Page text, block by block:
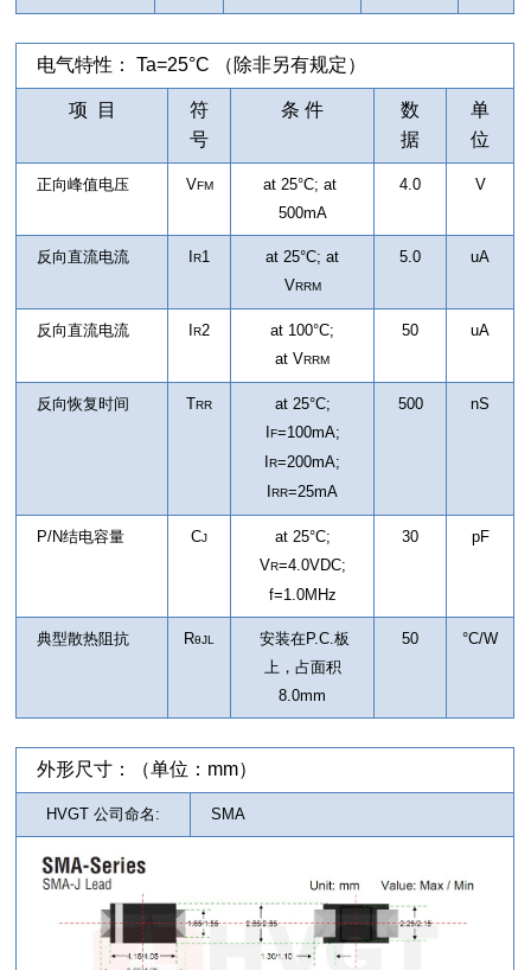
电气特性： Ta=25°C （除非另有规定）
项 目
符
号
条 件
数
据
单
位
正向峰值电压 VFM
at 25°C; at
500mA
4.0 V
反向直流电流 IR1
at 25°C; at
VRRM
5.0 uA
反向直流电流 IR2
at 100°C;
atVRRM
50 uA
反向恢复时间 TRR
at 25°C;
F=100mA;
IR=200mA;
IRR=25mA
500 nS
P/N结电容量 CJ
at 25°C;
VR=4.0VDC;
f=1.0MHz
30 pF
典型散热阻抗 RθJL
安装在P.C.板
上，占面积
8.0mm
50 °C/W
外形尺寸：（单位：mm）
HVGT 公司命名: SMA